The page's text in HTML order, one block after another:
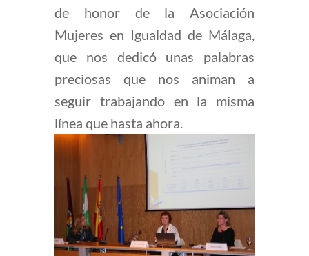
de honor de la Asociación
Mujeres en Igualdad de Málaga,
que nos dedicó unas palabras
preciosas que nos animan a
seguir trabajando en la misma
línea que hasta ahora.